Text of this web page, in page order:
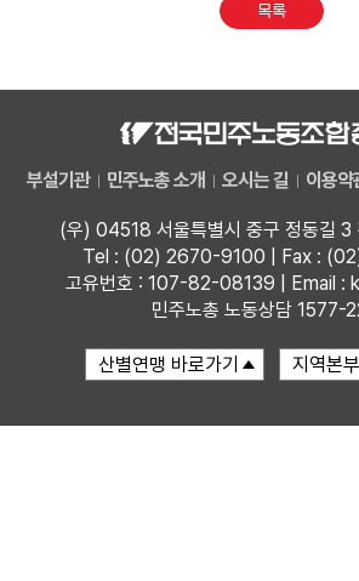
목록
부설기관 민주노총 소개 오시는 길 이용약
(우) 04518 서울특별시 중구 정동길 3
Tel : (02) 2670-9100 | Fax :
고유번호 : 107-82-08139 | Email :
민주노총 노동상담 1577-